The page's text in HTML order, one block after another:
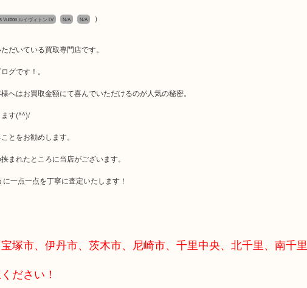
Vuitton ルイヴィトン LV N/A N/A
）
だいている買取専門店です。
グです！。
へはお買取金額にて喜んでいただけるのが人気の秘密。
す(^^)/
とをお勧めします。
まれたところに当店がございます。
一点一点を丁寧に査定いたします！
塚市、伊丹市、茨木市、尼崎市、千里中央、北千里、南千里
ださい！